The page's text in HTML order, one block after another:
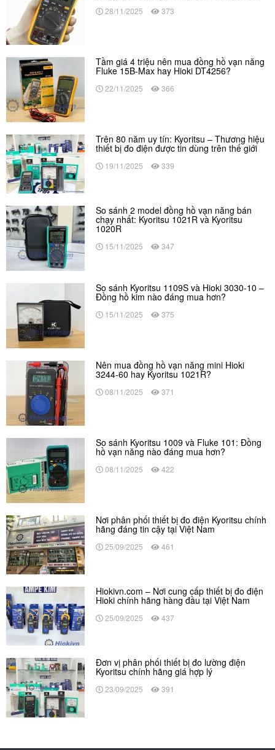
28/11/2025 373
Tầm giá 4 triệu nên mua đồng hồ vạn năng
Fluke 15B-Max hay Hioki DT4256?
22/11/2025 366
Trên 80 năm uy tín: Kyoritsu – Thương hiệu
thiết bị đo điện được tin dùng trên thế giới
19/11/2025 339
So sánh 2 model đồng hồ vạn năng bán
chạy nhất: Kyoritsu 1021R và Kyoritsu
1020R
15/11/2025 347
So sánh Kyoritsu 1109S và Hioki 3030-10 –
Đồng hồ kim nào đáng mua hơn?
15/11/2025 375
Nên mua đồng hồ vạn năng mini Hioki
3244-60 hay Kyoritsu 1021R?
08/11/2025 371
So sánh Kyoritsu 1009 và Fluke 101: Đồng
hồ vạn năng nào đáng mua hơn?
08/11/2025 422
Nơi phân phối thiết bị đo điện Kyoritsu chính
hãng đáng tin cậy tại Việt Nam
25/09/2025 461
Hiokivn.com – Nơi cung cấp thiết bị đo điện
Hioki chính hãng hàng đầu tại Việt Nam
25/09/2025 437
Đơn vị phân phối thiết bị đo lường điện
Kyoritsu chính hãng giá hợp lý
23/09/2025 391